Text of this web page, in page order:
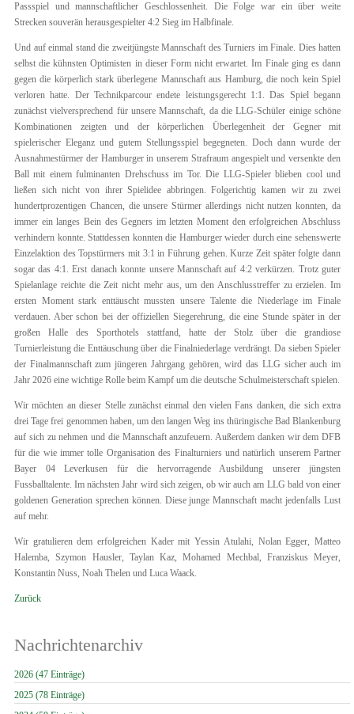
Passspiel und mannschaftlicher Geschlossenheit. Die Folge war ein über weite
Strecken souverän herausgespielter 4:2 Sieg im Halbfinale.
Und auf einmal stand die zweitjüngste Mannschaft des Turniers im Finale. Dies hatten
selbst die kühnsten Optimisten in dieser Form nicht erwartet. Im Finale ging es dann
gegen die körperlich stark überlegene Mannschaft aus Hamburg, die noch kein Spiel
verloren hatte. Der Technikparcour endete leistungsgerecht 1:1. Das Spiel begann
zunächst vielversprechend für unsere Mannschaft, da die LLG-Schüler einige schöne
Kombinationen zeigten und der körperlichen Überlegenheit der Gegner mit
spielerischer Eleganz und gutem Stellungsspiel begegneten. Doch dann wurde der
Ausnahmestürmer der Hamburger in unserem Strafraum angespielt und versenkte den
Ball mit einem fulminanten Drehschuss im Tor. Die LLG-Spieler blieben cool und
ließen sich nicht von ihrer Spielidee abbringen. Folgerichtig kamen wir zu zwei
hundertprozentigen Chancen, die unsere Stürmer allerdings nicht nutzen konnten, da
immer ein langes Bein des Gegners im letzten Moment den erfolgreichen Abschluss
verhindern konnte. Stattdessen konnten die Hamburger wieder durch eine sehenswerte
Einzelaktion des Topstürmers mit 3:1 in Führung gehen. Kurze Zeit später folgte dann
sogar das 4:1. Erst danach konnte unsere Mannschaft auf 4:2 verkürzen. Trotz guter
Spielanlage reichte die Zeit nicht mehr aus, um den Anschlusstreffer zu erzielen. Im
ersten Moment stark enttäuscht mussten unsere Talente die Niederlage im Finale
verdauen. Aber schon bei der offiziellen Siegerehrung, die eine Stunde später in der
großen Halle des Sporthotels stattfand, hatte der Stolz über die grandiose
Turnierleistung die Enttäuschung über die Finalniederlage verdrängt. Da sieben Spieler
der Finalmannschaft zum jüngeren Jahrgang gehören, wird das LLG sicher auch im
Jahr 2026 eine wichtige Rolle beim Kampf um die deutsche Schulmeisterschaft spielen.
Wir möchten an dieser Stelle zunächst einmal den vielen Fans danken, die sich extra
drei Tage frei genommen haben, um den langen Weg ins thüringische Bad Blankenburg
auf sich zu nehmen und die Mannschaft anzufeuern. Außerdem danken wir dem DFB
für die wie immer tolle Organisation des Finalturniers und natürlich unserem Partner
Bayer 04 Leverkusen für die hervorragende Ausbildung unserer jüngsten
Fussballtalente. Im nächsten Jahr wird sich zeigen, ob wir auch am LLG bald von einer
goldenen Generation sprechen können. Diese junge Mannschaft macht jedenfalls Lust
auf mehr.
Wir gratulieren dem erfolgreichen Kader mit Yessin Atulahi, Nolan Egger, Matteo
Halemba, Szymon Hausler, Taylan Kaz, Mohamed Mechbal, Franziskus Meyer,
Konstantin Nuss, Noah Thelen und Luca Waack.
Zurück
Nachrichtenarchiv
2026 (47 Einträge)
2025 (78 Einträge)